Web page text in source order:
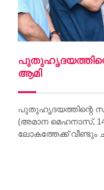
ആമി
പുതുഹൃദയത്തിന്റെ
(അമാന മെഹനാസ്,
ലോകത്തേക്ക് വീണ്ടും